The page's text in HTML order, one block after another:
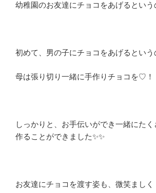
幼稚園のお友達にチョコをあげるという
初めて、男の子にチョコをあげるという
母は張り切り一緒に手作りチョコを♡！
しっかりと、お手伝いができ一緒にた
作ることができました✨✨
お友達にチョコを渡す姿も、微笑ましく